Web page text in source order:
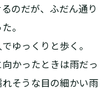
のだが、ふだん通り
。
ゆっくりと歩く。
向かったときは雨だっ
そうな目の細かい雨